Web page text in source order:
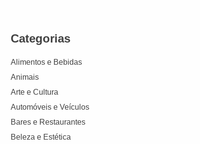
Categorias
Alimentos e Bebidas
Animais
Arte e Cultura
Automóveis e Veículos
Bares e Restaurantes
Beleza e Estética